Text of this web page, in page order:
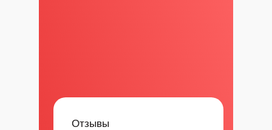
Отзывы